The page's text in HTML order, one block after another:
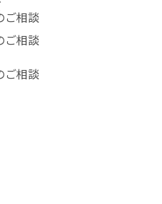
ご相談
ご相談
ご相談